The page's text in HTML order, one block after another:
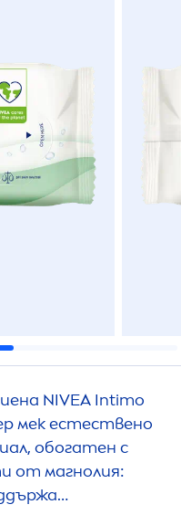
NIVEA Intimo
мек естествено
обогатен с
от магнолия: